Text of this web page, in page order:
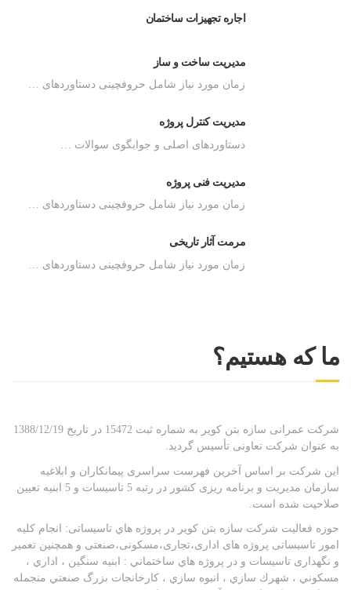
مدیریت ساخت و ساز
زمان مورد نیاز شامل حروفچینی دستاوردهای …
مدیریت کنترل پروژه
دستاوردهای اصلی و جوابگوی سوالات …
مدیریت فنی پروژه
زمان مورد نیاز شامل حروفچینی دستاوردهای …
مرمت آثار تاریخی
زمان مورد نیاز شامل حروفچینی دستاوردهای …
اجاره تجهیزات ساختمان
ما که هستیم؟
شركت عمرانی سازه بتن کویر به شماره ثبت 15472 در تاريخ 1388/12/19
به عنوان شركت تعاونی تأسيس گردید.
این شرکت بر اساس آخرین فهرست سراسری پیمانکاران و ابلاغیه
سازمان مدیریت و برنامه ریزی کشور در رتبه 5 تاسیسات و 5 ابنيه تعیین
صلاحیت شده است.
حوزه فعاليت شركت سازه بتن کویر در پروژه هاي تاسیساتی: انجام کلیه
امور تاسیساتی پروژه های اداری،تجاری،مسکونی،صنعتی و همچنین تعمیر
و نگهداری تاسیسات و در پروژه هاي ساختماني : ابنيه سنگين ، اداري ،
مسكوني ، شهرك سازي ، انبوه سازي ، كارخانجات بزرگ صنعتي منجمله